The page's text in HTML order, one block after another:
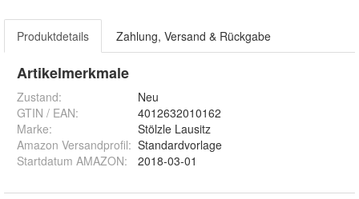
Produktdetails Zahlung, Versand & Rückgabe
Artikelmerkmale
Zustand:
Neu
GTIN / EAN:
4012632010162
Marke:
Stölzle Lausitz
Amazon Versandprofil: Standardvorlage
Startdatum AMAZON: 2018-03-01